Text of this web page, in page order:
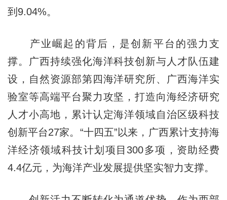
到9.04%。
产业崛起的背后，是创新平台的强力支
撑。广西持续强化海洋科技创新与人才队伍建
设，自然资源部第四海洋研究所、广西海洋实
验室等高端平台聚力攻坚，打造向海经济研究
人才小高地，累计认定海洋领域自治区级科技
创新平台27家。“十四五”以来，广西累计支持海
洋经济领域科技计划项目300多项，资助经费
4.4亿元，为海洋产业发展提供坚实智力支撑。